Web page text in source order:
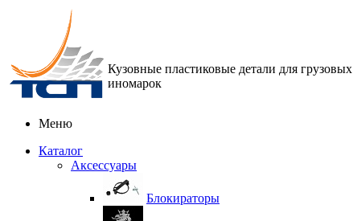
Кузовные пластиковые детали для грузовых
иномарок
Меню
Каталог
Аксессуары
Блокираторы